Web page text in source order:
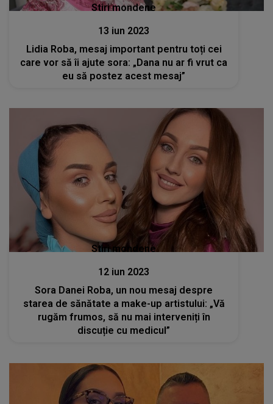
Stiri mondene
13 iun 2023
Lidia Roba, mesaj important pentru toți cei
care vor să îi ajute sora: „Dana nu ar fi vrut ca
eu să postez acest mesaj”
Stiri mondene
12 iun 2023
Sora Danei Roba, un nou mesaj despre
starea de sănătate a make-up artistului: „Vă
rugăm frumos, să nu mai interveniți în
discuție cu medicul”